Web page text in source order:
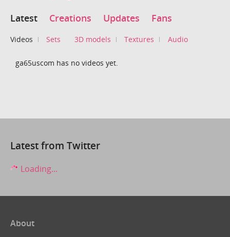
Latest Creations Updates Fans
Videos Sets 3D models Textures Audio
ga65uscom has no videos yet.
Latest from Twitter
Loading...
About